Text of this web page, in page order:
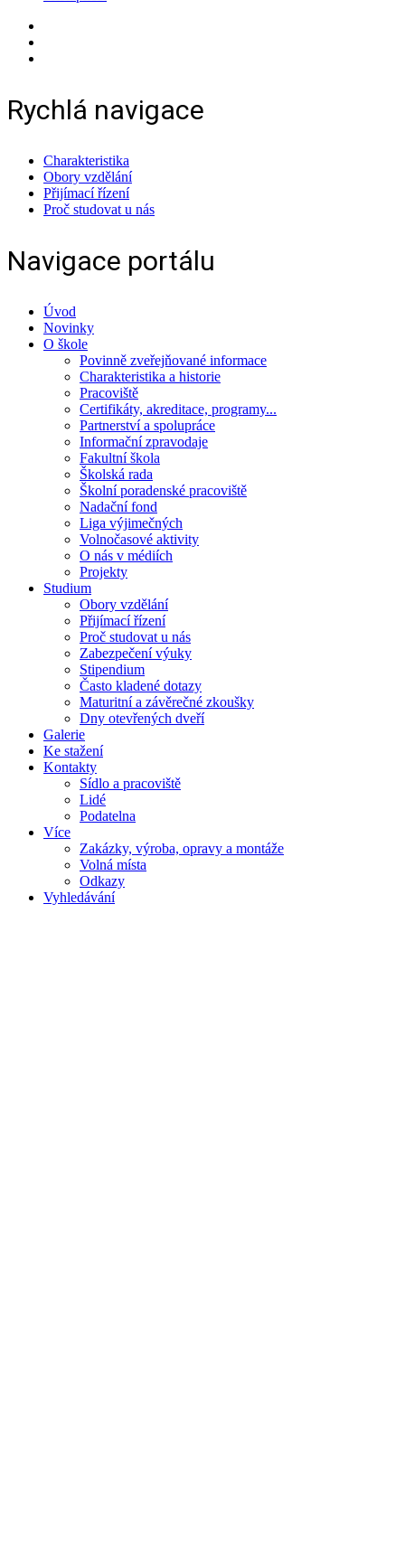
Rychlá navigace
Charakteristika
Obory vzdělání
Přijímací řízení
Proč studovat u nás
Navigace portálu
Úvod
Novinky
O škole
Povinně zveřejňované informace
Charakteristika a historie
Pracoviště
Certifikáty, akreditace, programy...
Partnerství a spolupráce
Informační zpravodaje
Fakultní škola
Školská rada
Školní poradenské pracoviště
Nadační fond
Liga výjimečných
Volnočasové aktivity
O nás v médiích
Projekty
Studium
Obory vzdělání
Přijímací řízení
Proč studovat u nás
Zabezpečení výuky
Stipendium
Často kladené dotazy
Maturitní a závěrečné zkoušky
Dny otevřených dveří
Galerie
Ke stažení
Kontakty
Sídlo a pracoviště
Lidé
Podatelna
Více
Zakázky, výroba, opravy a montáže
Volná místa
Odkazy
Vyhledávání